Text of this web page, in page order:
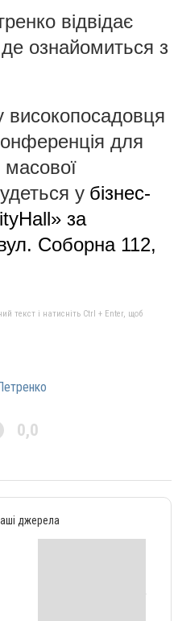
відвідає
ознайомиться з
високопосадовця
для
масової
у бізнес-
» за
Соборна 112,
текст і натисніть Ctrl + Enter, щоб
0,0
джерела